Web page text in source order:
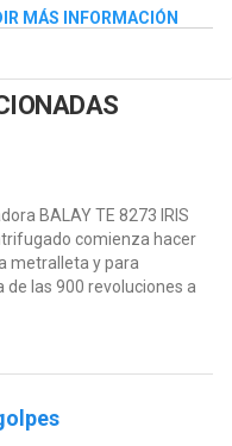
MÁS INFORMACIÓN
BALAY TE 8273 IRIS
comienza hacer
metralleta y para
las 900 revoluciones a